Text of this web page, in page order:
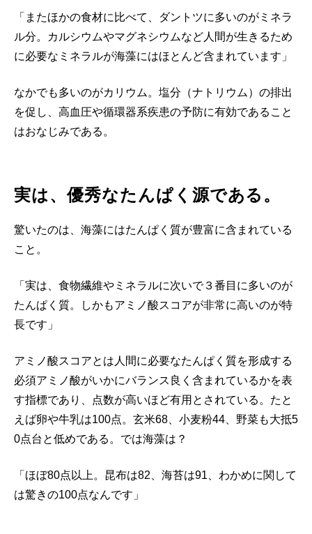
「またほかの食材に比べて、ダントツに多いのがミネラ
ル分。カルシウムやマグネシウムなど人間が生きるため
に必要なミネラルが海藻にはほとんど含まれています」
なかでも多いのがカリウム。塩分（ナトリウム）の排出
を促し、高血圧や循環器系疾患の予防に有効であること
はおなじみである。
実は、優秀なたんぱく源である。
驚いたのは、海藻にはたんぱく質が豊富に含まれている
こと。
「実は、食物繊維やミネラルに次いで３番目に多いのが
たんぱく質。しかもアミノ酸スコアが非常に高いのが特
長です」
アミノ酸スコアとは人間に必要なたんぱく質を形成する
必須アミノ酸がいかにバランス良く含まれているかを表
す指標であり、点数が高いほど有用とされている。たと
えば卵や牛乳は100点。玄米68、小麦粉44、野菜も大抵5
0点台と低めである。では海藻は？
「ほぼ80点以上。昆布は82、海苔は91、わかめに関して
は驚きの100点なんです」